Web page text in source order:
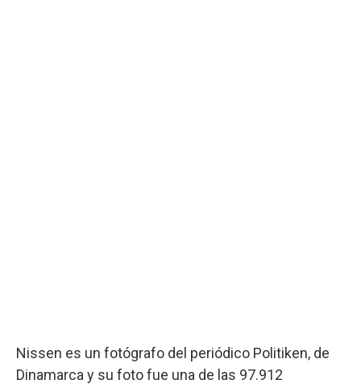
Nissen es un fotógrafo del periódico Politiken, de
Dinamarca y su foto fue una de las 97.912